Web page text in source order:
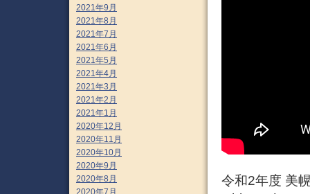
令和2年度 美
2021年9月
2021年8月
2021年7月
2021年6月
2021年5月
2021年4月
2021年3月
2021年2月
2021年1月
2020年12月
2020年11月
2020年10月
2020年9月
2020年8月
2020年7月